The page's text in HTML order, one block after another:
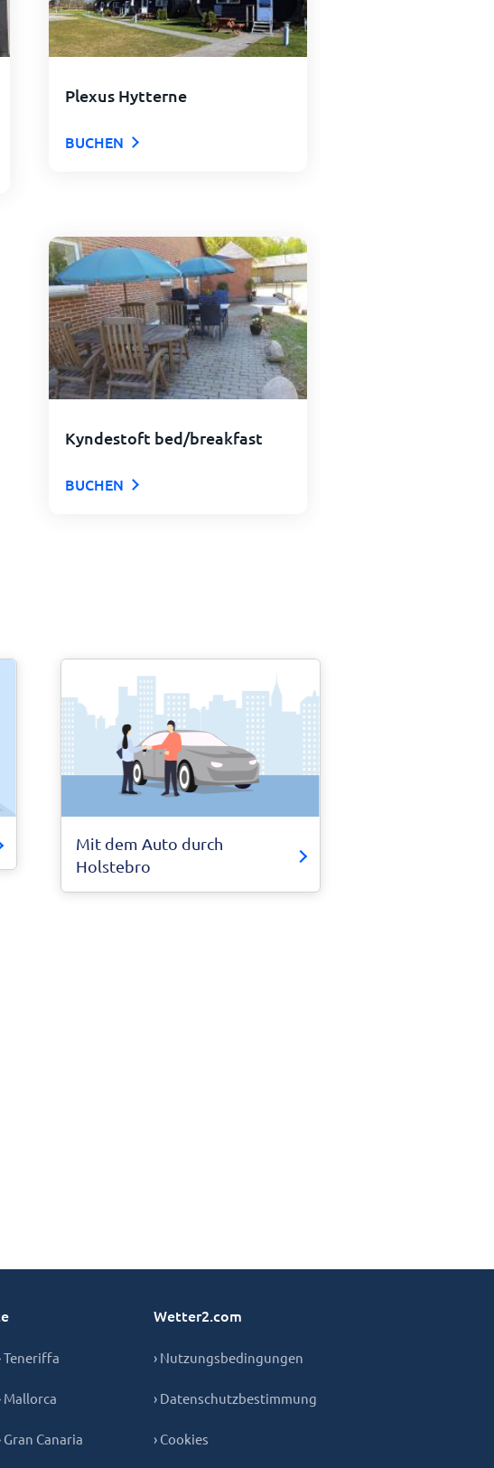
Plexus Hytterne
BUCHEN
Kyndestoft bed/breakfast
BUCHEN
Mit dem Auto durch
Holstebro
Teneriffa
Mallorca
Gran Canaria
Wetter2.com
› Nutzungsbedingungen
› Datenschutzbestimmung
› Cookies